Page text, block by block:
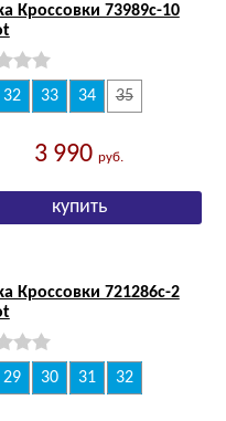
Кроссовки 73989с-10
32 33 34 35
3 990руб.
Кроссовки 721286с-2
29 30 31 32